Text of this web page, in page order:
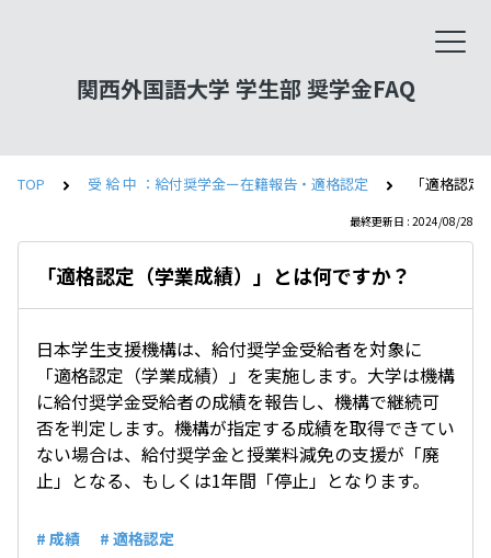
関西外国語大学 学生部 奨学金FAQ
TOP 受 給 中 ：給付奨学金ー在籍報告・適格認定 「適格認
最終更新日 : 2024/08/28
「適格認定（学業成績）」とは何ですか？
日本学生支援機構は、給付奨学金受給者を対象に
「適格認定（学業成績）」を実施します。大学は機構
に給付奨学金受給者の成績を報告し、機構で継続可
否を判定します。機構が指定する成績を取得できてい
ない場合は、給付奨学金と授業料減免の支援が「廃
止」となる、もしくは1年間「停止」となります。
# 成績 # 適格認定